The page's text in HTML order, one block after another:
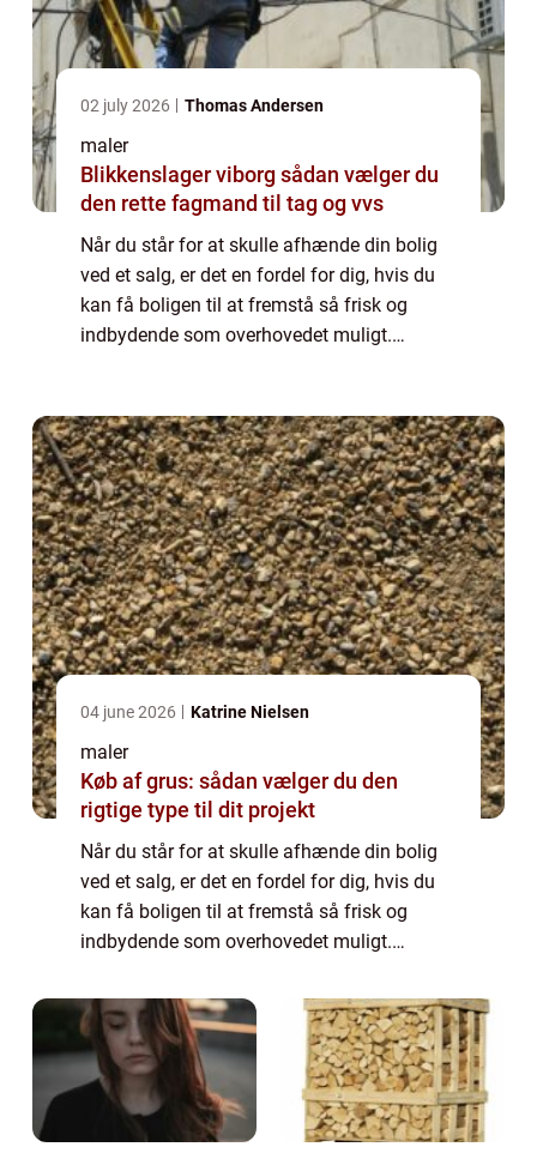
02 july 2026 Thomas Andersen
maler
Blikkenslager viborg sådan vælger du
den rette fagmand til tag og vvs
Når du står for at skulle afhænde din bolig
ved et salg, er det en fordel for dig, hvis du
kan få boligen til at fremstå så frisk og
indbydende som overhovedet muligt.
04 june 2026 Katrine Nielsen
maler
Køb af grus: sådan vælger du den
rigtige type til dit projekt
Når du står for at skulle afhænde din bolig
ved et salg, er det en fordel for dig, hvis du
kan få boligen til at fremstå så frisk og
indbydende som overhovedet muligt.